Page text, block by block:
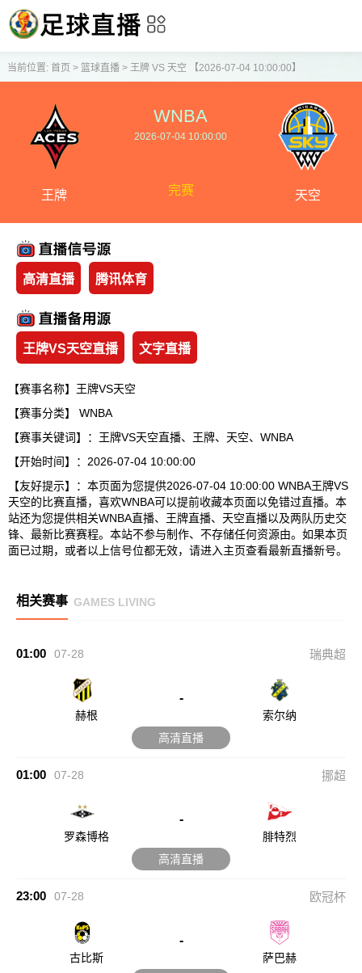
当前位置: 首页 > 篮球直播> 王牌 VS 天空 【2026-07-04 10:00:00】
王牌
WNBA
2026-07-04 10:00:00
完赛 天空
高清直播 腾讯体育
王牌VS天空直播 文字直播
【赛事名称】王牌VS天空
【赛事分类】 WNBA
【赛事关键词】：王牌VS天空直播、王牌、天空、WNBA
【开始时间】：2026-07-04 10:00:00
【友好提示】：本页面为您提供2026-07-04 10:00:00 WNBA王牌VS
天空的比赛直播，喜欢WNBA可以提前收藏本页面以免错过直播。本
站还为您提供相关WNBA直播、王牌直播、天空直播以及两队历史交
锋、最新比赛赛程。本站不参与制作、不存储任何资源由。如果本页
面已过期，或者以上信号位都无效，请进入主页查看最新直播新号。
相关赛事 GAMES LIVING
01:00 07-28 瑞典超
赫根
-
索尔纳
高清直播
01:00 07-28 挪超
罗森博格
-
腓特烈
高清直播
23:00 07-28 欧冠杯
古比斯
-
萨巴赫